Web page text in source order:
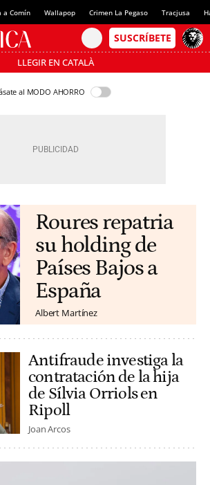
a Comín Wallapop Crimen La Pegaso Tracjusa
LLEGIR EN CATALÀ
al MODO AHORRO
Roures repatria
su holding de
Países Bajos a
España
Albert Martínez
Antifraude investiga la
contratación de la hija
de Sílvia Orriols en
Ripoll
Joan Arcos